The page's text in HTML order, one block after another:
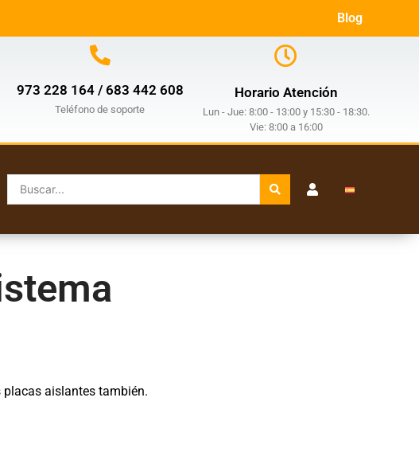
Blog
973 228 164 / 683 442 608
Teléfono de soporte
Horario Atención
Lun - Jue: 8:00 - 13:00 y 15:30 - 18:30.
Vie: 8:00 a 16:00
aislantes también.